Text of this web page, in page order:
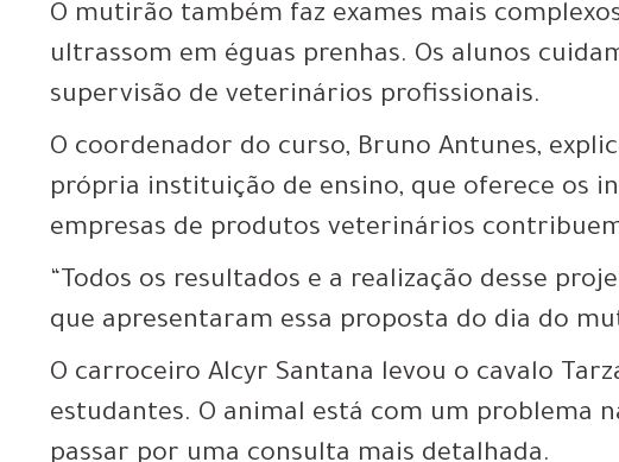
O mutirão também faz exames mais
ultrassom em éguas prenhas. Os alunos
supervisão de veterinários profissionais.
O coordenador do curso, Bruno Antunes,
própria instituição de ensino, que oferece os
empresas de produtos veterinários
“Todos os resultados e a realização desse
que apresentaram essa proposta do dia do
O carroceiro Alcyr Santana levou o cavalo
estudantes. O animal está com um problema
passar por uma consulta mais detalhada.